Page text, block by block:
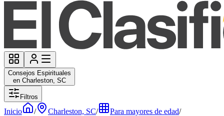
Consejos Espirituales
en Charleston, SC
Filtros
Inicio / Charleston, SC/ Para mayores de edad/